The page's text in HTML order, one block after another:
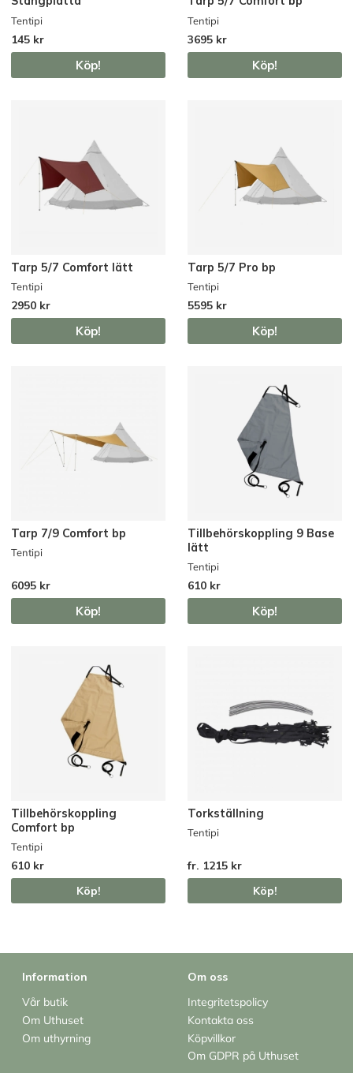
Tentipi
145 kr
Köp!
Tentipi
3695 kr
Köp!
Tarp 5/7 Comfort lätt
Tentipi
2950 kr
Köp!
Tarp 5/7 Pro bp
Tentipi
5595 kr
Köp!
Tarp 7/9 Comfort bp
Tentipi
6095 kr
Köp!
Tillbehörskoppling 9 Base
lätt
Tentipi
610 kr
Köp!
Tillbehörskoppling
Comfort bp
Tentipi
610 kr
Köp!
Torkställning
Tentipi
fr. 1215 kr
Köp!
Information
Vår butik
Om Uthuset
Om uthyrning
Om oss
Integritetspolicy
Kontakta oss
Köpvillkor
Om GDPR på Uthuset